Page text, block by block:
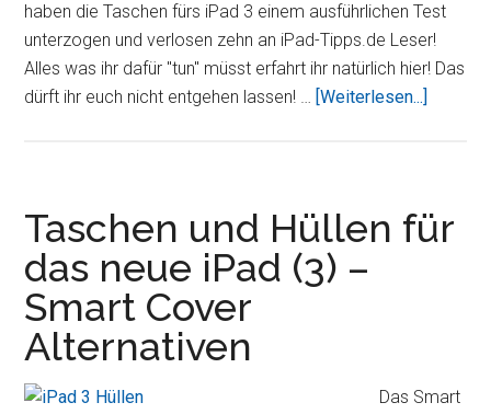
haben die Taschen fürs iPad 3 einem ausführlichen Test
unterzogen und verlosen zehn an iPad-Tipps.de Leser!
Alles was ihr dafür "tun" müsst erfahrt ihr natürlich hier! Das
dürft ihr euch nicht entgehen lassen! … [Weiterlesen...]
iPad
von
Taschen und Hüllen für
das neue iPad (3) –
Smart Cover
Alternativen
Das Smart